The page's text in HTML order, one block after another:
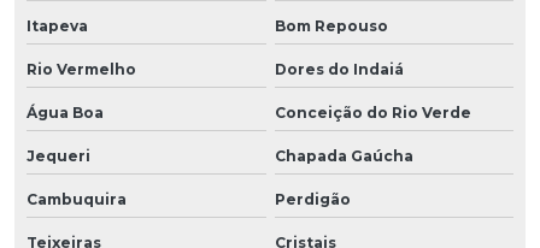
Itapeva Bom Repouso
Rio Vermelho Dores do Indaiá
Água Boa Conceição do Rio Verde
Jequeri Chapada Gaúcha
Cambuquira Perdigão
Teixeiras Cristais